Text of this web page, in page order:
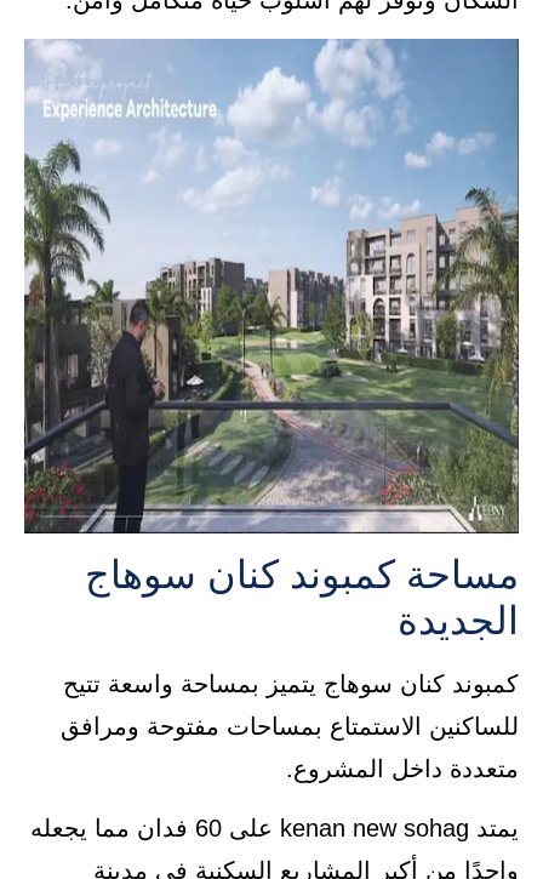
مساحة كمبوند كنان سوهاج
الجديدة
كمبوند كنان سوهاج يتميز بمساحة واسعة تتيح
للساكنين الاستمتاع بمساحات مفتوحة ومرافق
متعددة داخل المشروع.
يمتد kenan new sohag على 60 فدان مما يجعله
واحدًا من أكبر المشاريع السكنية في مدينة